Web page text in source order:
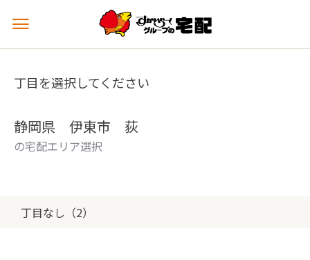
メ
ュ
を
丁目を選択してください
静岡県 伊東市 荻
の宅配エリア選択
丁目なし（2）